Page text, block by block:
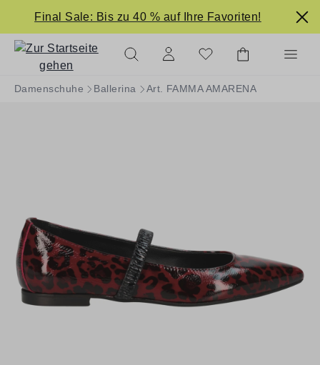
springen
Final Sale: Bis zu 40 % auf Ihre Favoriten!
Damenschuhe Ballerina Art. FAMMA AMARENA